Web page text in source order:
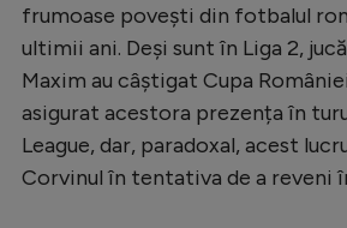
Stranieri
Clasamente
frumoase povești din fotbalul
ultimii ani. Deși sunt în Liga 2,
Maxim au câștigat Cupa
asigurat acestora prezența în
League, dar, paradoxal, acest
Corvinul în tentativa de a reveni